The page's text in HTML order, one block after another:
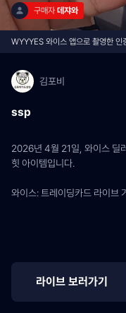
구매자 데쟈와
WYYYES 와이스 앱으로 촬영한 인
김포비
ssp
2026년 4월 21일, 와이스 딜
힛 아이템입니다.
와이스: 트레이딩카드 라이브
라이브 보러가기